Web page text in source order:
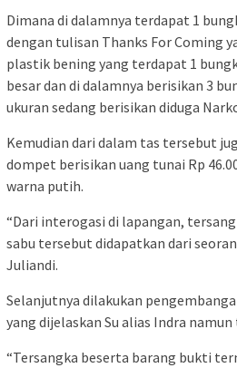
Dimana di dalamnya terdapat 1
dengan tulisan Thanks For Coming
plastik bening yang terdapat 1
besar dan di dalamnya berisikan 3
ukuran sedang berisikan diduga
Kemudian dari dalam tas tersebut
dompet berisikan uang tunai Rp
warna putih.
“Dari interogasi di lapangan,
sabu tersebut didapatkan dari
Juliandi.
Selanjutnya dilakukan
yang dijelaskan Su alias Indra
“Tersangka beserta barang bukti